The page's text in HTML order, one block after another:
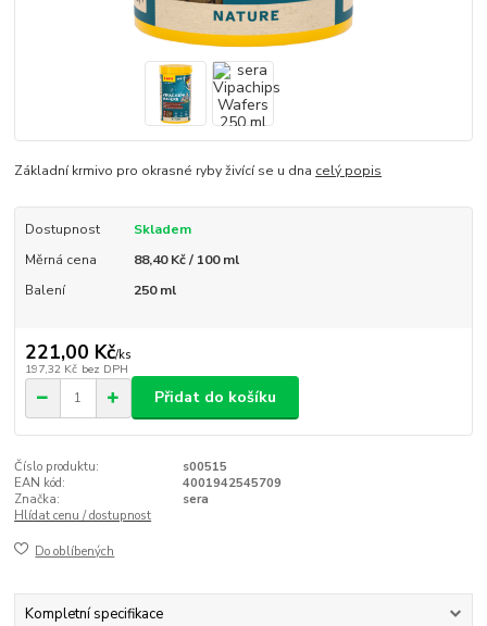
Základní krmivo pro okrasné ryby živící se u dna celý popis
Dostupnost
Skladem
Měrná cena
88,40 Kč / 100 ml
Balení
250 ml
221,00 Kč/ks
197,32 Kč bez DPH
Přidat do košíku
Číslo produktu:
s00515
EAN kód:
4001942545709
Značka:
sera
Hlídat cenu / dostupnost
Do oblíbených
Kompletní specifikace